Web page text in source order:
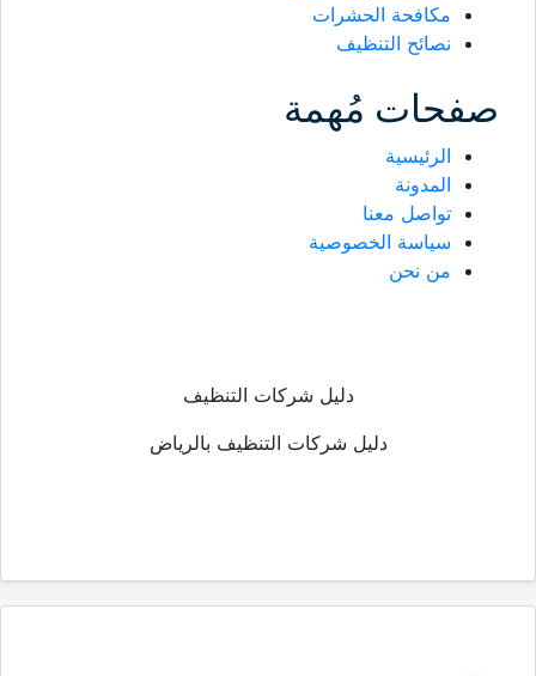
مكافحة الحشرات
نصائح التنظيف
صفحات مُهمة
الرئيسية
المدونة
تواصل معنا
سياسة الخصوصية
من نحن
دليل شركات التنظيف
دليل شركات التنظيف بالرياض